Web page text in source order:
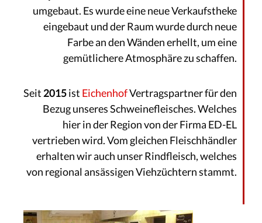
umgebaut. Es wurde eine neue Verkaufstheke
eingebaut und der Raum wurde durch neue
Farbe an den Wänden erhellt, um eine
gemütlichere Atmosphäre zu schaffen.
Seit 2015ist EichenhofVertragspartner für den
Bezug unseres Schweinefleisches. Welches
hier in der Region von der Firma ED-EL
vertrieben wird. Vom gleichen Fleischhändler
erhalten wir auch unser Rindfleisch, welches
von regional ansässigen Viehzüchtern stammt.